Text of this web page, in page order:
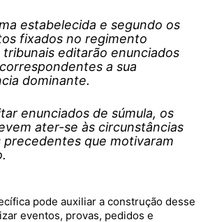
estabelecida e segundo os
fixados no regimento
editarão enunciados
a sua
dominante.
enunciados de súmula, os
ater-se às circunstâncias
precedentes que motivaram
pode auxiliar a construção desse
eventos, provas, pedidos e